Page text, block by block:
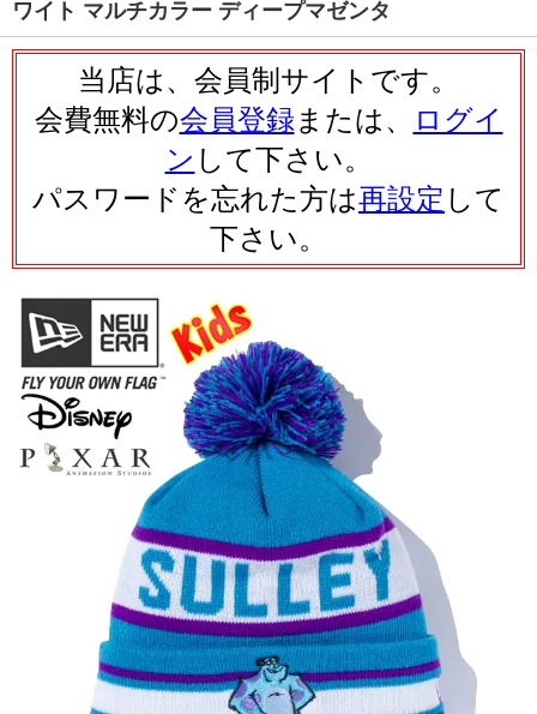
ワイト マルチカラー ディープマゼンタ
当店は、会員制サイトです。
会費無料の会員登録または、
ログイ
ン して下さい。
パスワードを忘れた方は再設定 して
下さい。